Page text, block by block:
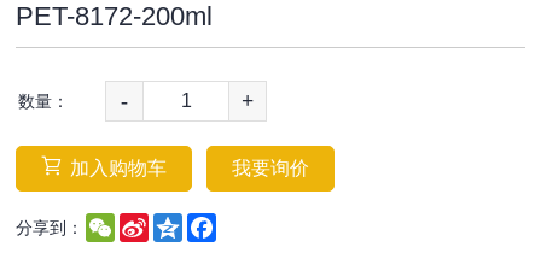
PET-8172-200ml
数量： - +
加入购物车 我要询价
分享到： WeChat
Sina
Weibo
Qzone